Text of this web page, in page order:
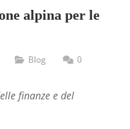
alpina per le
Blog 0
finanze e del